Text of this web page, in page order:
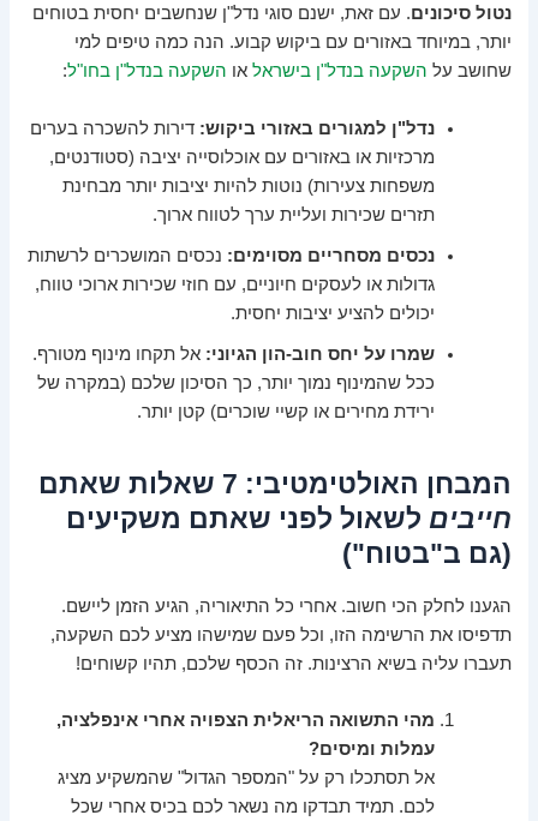
נטול סיכונים. עם זאת, ישנם סוגי נדל"ן שנחשבים יחסית בטוחים
יותר, במיוחד באזורים עם ביקוש קבוע. הנה כמה טיפים למי
שחושב על השקעה בנדל"ן בישראל או השקעה בנדל"ן בחו"ל:
נדל"ן למגורים באזורי ביקוש: דירות להשכרה בערים
מרכזיות או באזורים עם אוכלוסייה יציבה (סטודנטים,
משפחות צעירות) נוטות להיות יציבות יותר מבחינת
תזרים שכירות ועליית ערך לטווח ארוך.
נכסים מסחריים מסוימים: נכסים המושכרים לרשתות
גדולות או לעסקים חיוניים, עם חוזי שכירות ארוכי טווח,
יכולים להציע יציבות יחסית.
שמרו על יחס חוב-הון הגיוני: אל תקחו מינוף מטורף.
ככל שהמינוף נמוך יותר, כך הסיכון שלכם (במקרה של
ירידת מחירים או קשיי שוכרים) קטן יותר.
המבחן האולטימטיבי: 7 שאלות שאתם
חייבים לשאול לפני שאתם משקיעים
(גם ב"בטוח")
הגענו לחלק הכי חשוב. אחרי כל התיאוריה, הגיע הזמן ליישם.
תדפיסו את הרשימה הזו, וכל פעם שמישהו מציע לכם השקעה,
תעברו עליה בשיא הרצינות. זה הכסף שלכם, תהיו קשוחים!
מהי התשואה הריאלית הצפויה אחרי אינפלציה,
עמלות ומיסים?
אל תסתכלו רק על "המספר הגדול" שהמשקיע מציג
לכם. תמיד תבדקו מה נשאר לכם בכיס אחרי שכל